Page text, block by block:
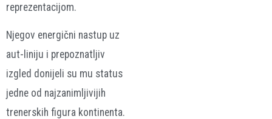
reprezentacijom.
Njegov energični nastup uz
aut-liniju i prepoznatljiv
izgled donijeli su mu status
jedne od najzanimljivijih
trenerskih figura kontinenta.